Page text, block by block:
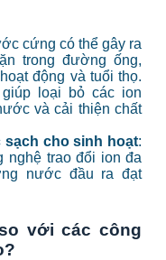
cứng có thể gây ra
trong đường ống,
động và tuổi thọ.
loại bỏ các ion
và cải thiện chất
cho sinh hoạt:
nghệ trao đổi ion đa
nước đầu ra đạt
với các công